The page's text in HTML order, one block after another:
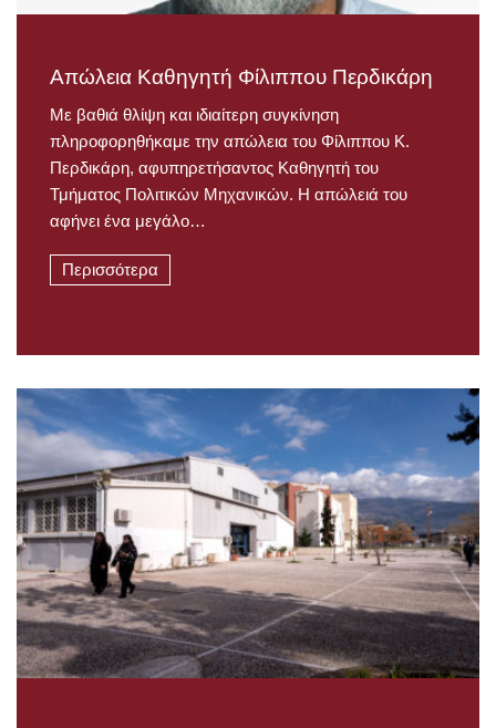
Απώλεια Καθηγητή Φίλιππου Περδικάρη
Με βαθιά θλίψη και ιδιαίτερη συγκίνηση
πληροφορηθήκαμε την απώλεια του Φίλιππου Κ.
Περδικάρη, αφυπηρετήσαντος Καθηγητή του
Τμήματος Πολιτικών Μηχανικών. Η απώλειά του
αφήνει ένα μεγάλο…
Περισσότερα